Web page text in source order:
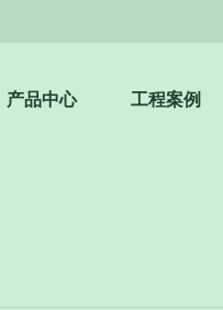
产品中心 工程案例